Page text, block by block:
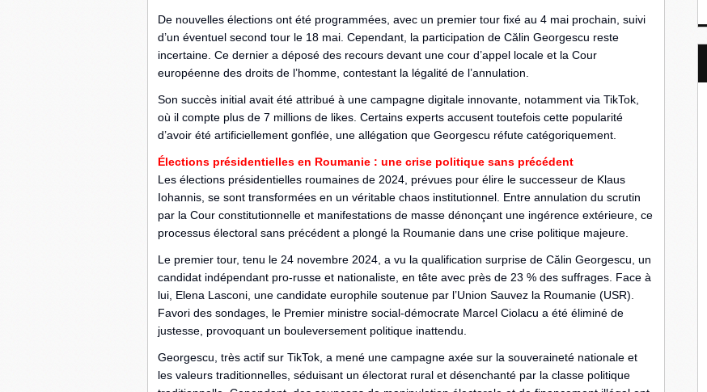
De nouvelles élections ont été programmées, avec un premier tour fixé au 4 mai prochain, suivi
d’un éventuel second tour le 18 mai. Cependant, la participation de Călin Georgescu reste
incertaine. Ce dernier a déposé des recours devant une cour d’appel locale et la Cour
européenne des droits de l’homme, contestant la légalité de l’annulation.
Son succès initial avait été attribué à une campagne digitale innovante, notamment via TikTok,
où il compte plus de 7 millions de likes. Certains experts accusent toutefois cette popularité
d’avoir été artificiellement gonflée, une allégation que Georgescu réfute catégoriquement.
Élections présidentielles en Roumanie : une crise politique sans précédent
Les élections présidentielles roumaines de 2024, prévues pour élire le successeur de Klaus
Iohannis, se sont transformées en un véritable chaos institutionnel. Entre annulation du scrutin
par la Cour constitutionnelle et manifestations de masse dénonçant une ingérence extérieure, ce
processus électoral sans précédent a plongé la Roumanie dans une crise politique majeure.
Le premier tour, tenu le 24 novembre 2024, a vu la qualification surprise de Călin Georgescu, un
candidat indépendant pro-russe et nationaliste, en tête avec près de 23 % des suffrages. Face à
lui, Elena Lasconi, une candidate europhile soutenue par l’Union Sauvez la Roumanie (USR).
Favori des sondages, le Premier ministre social-démocrate Marcel Ciolacu a été éliminé de
justesse, provoquant un bouleversement politique inattendu.
Georgescu, très actif sur TikTok, a mené une campagne axée sur la souveraineté nationale et
les valeurs traditionnelles, séduisant un électorat rural et désenchanté par la classe politique